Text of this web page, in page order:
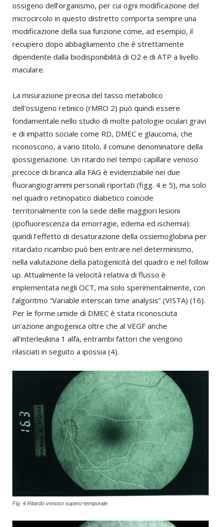
ossigeno dell’organismo, per cui ogni modificazione del
microcircolo in questo distretto comporta sempre una
modificazione della sua funzione come, ad esempio, il
recupero dopo abbagliamento che è strettamente
dipendente dalla biodisponibilità di O2 e di ATP a livello
maculare.
La misurazione precisa del tasso metabolico
dell'ossigeno retinico (rMRO 2) può quindi essere
fondamentale nello studio di molte patologie oculari gravi
e di impatto sociale come RD, DMEC e glaucoma, che
riconoscono, a vario titolo, il comune denominatore della
ipossigenazione. Un ritardo nel tempo capillare venoso
precoce di branca alla FAG è evidenziabile nei due
fluorangiogrammi personali riportati (figg. 4 e 5), ma solo
nel quadro retinopatico diabetico coincide
territorialmente con la sede delle maggiori lesioni
(ipofluorescenza da emorragie, edema ed ischemia):
quindi l’effetto di desaturazione della ossiemoglobina per
ritardato ricambio può ben entrare nel determinismo,
nella valutazione della patogenicità del quadro e nel follow
up. Attualmente la velocità relativa di flusso è
implementata negli OCT, ma solo sperimentalmente, con
l’algoritmo “Variable interscan time analysis” (VISTA) (16).
Per le forme umide di DMEC è stata riconosciuta
un'azione angiogenica oltre che al VEGF anche
all'interleukina 1 alfa, entrambi fattori che vengono
rilasciati in seguito a ipossia (4).
Fig. 4 Ritardo venoso supero-temporale.